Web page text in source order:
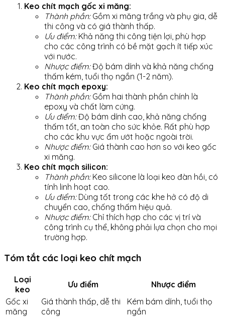
Keo chít mạch gốc xi măng:
Thành phần:Gồm xi măng trắng và phụ gia, dễ
thi công và có giá thành thấp.
Ưu điểm:Khả năng thi công tiện lợi, phù hợp
cho các công trình có bề mặt gạch ít tiếp xúc
với nước.
Nhược điểm:Độ bám dính và khả năng chống
thấm kém, tuổi thọ ngắn (1-2 năm).
Keo chít mạch epoxy:
Thành phần:Gồm hai thành phần chính là
epoxy và chất làm cứng.
Ưu điểm:Độ bám dính cao, khả năng chống
thấm tốt, an toàn cho sức khỏe. Rất phù hợp
cho các khu vực ẩm ướt hoặc ngoài trời.
Nhược điểm:Giá thành cao hơn so với keo gốc
xi măng.
Keo chít mạch silicon:
Thành phần:Keo silicone là loại keo đàn hồi, có
tính linh hoạt cao.
Ưu điểm:Dùng tốt trong các khe hở có độ di
chuyển cao, chống thấm hiệu quả.
Nhược điểm:Chỉ thích hợp cho các vị trí và
công trình cụ thể, không phải lựa chọn cho mọi
trường hợp.
Tóm tắt các loại keo chít mạch
Loại
keo
Ưu điểm
Nhược điểm
Gốc xi
măng
Giá thành thấp, dễ thi
công
Kém bám dính, tuổi thọ
ngắn